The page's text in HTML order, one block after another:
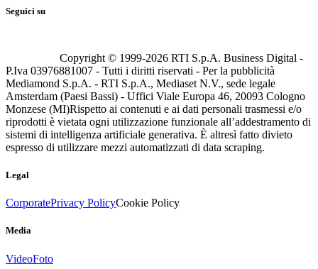
Seguici su
Copyright © 1999-2026 RTI S.p.A. Business Digital -
P.Iva 03976881007 - Tutti i diritti riservati - Per la pubblicità
Mediamond S.p.A. - RTI S.p.A., Mediaset N.V., sede legale
Amsterdam (Paesi Bassi) - Uffici Viale Europa 46, 20093 Cologno
Monzese (MI)Rispetto ai contenuti e ai dati personali trasmessi e/o
riprodotti è vietata ogni utilizzazione funzionale all’addestramento di
sistemi di intelligenza artificiale generativa. È altresì fatto divieto
espresso di utilizzare mezzi automatizzati di data scraping.
Legal
CorporatePrivacy PolicyCookie Policy
Media
VideoFoto